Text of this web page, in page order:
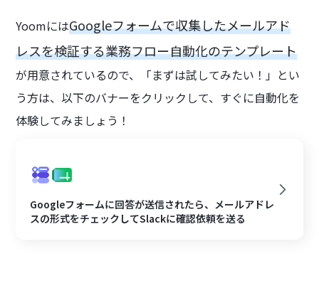
YoomにはGoogleフォームで収集したメールアド
レスを検証する業務フロー自動化のテンプレート
が用意されているので、「まずは試してみたい！」とい
う方は、以下のバナーをクリックして、すぐに自動化を
体験してみましょう！
Googleフォームに回答が送信されたら、メールアドレ
スの形式をチェックしてSlackに確認依頼を送る